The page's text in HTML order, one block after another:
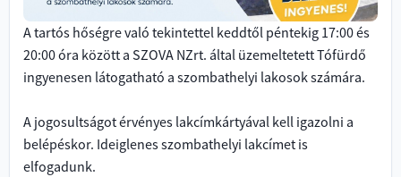
A tartós hőségre való tekintettel keddtől péntekig 17:00 és
20:00 óra között a SZOVA NZrt. által üzemeltetett Tófürdő
ingyenesen látogatható a szombathelyi lakosok számára.
A jogosultságot érvényes lakcímkártyával kell igazolni a
belépéskor. Ideiglenes szombathelyi lakcímet is
elfogadunk.